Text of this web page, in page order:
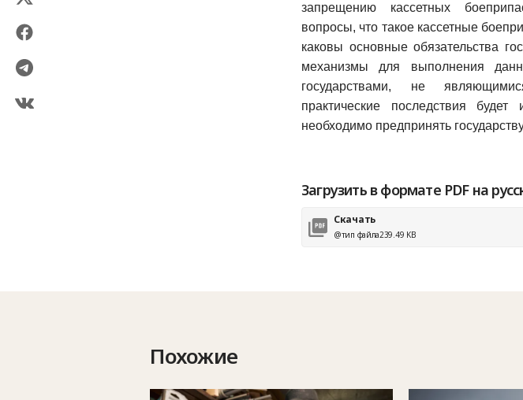
запрещению кассетных
вопросы, что такое кассетные
каковы основные обязательства
механизмы для выполнения
государствами, не
практические последствия
необходимо предпринять
Загрузить в формате PDF на
Скачать
@тип файла239.49 KB
Похожие